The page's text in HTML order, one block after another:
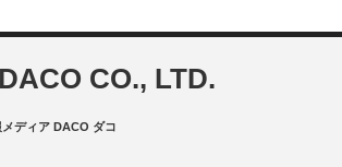
ディア DACO ダコ